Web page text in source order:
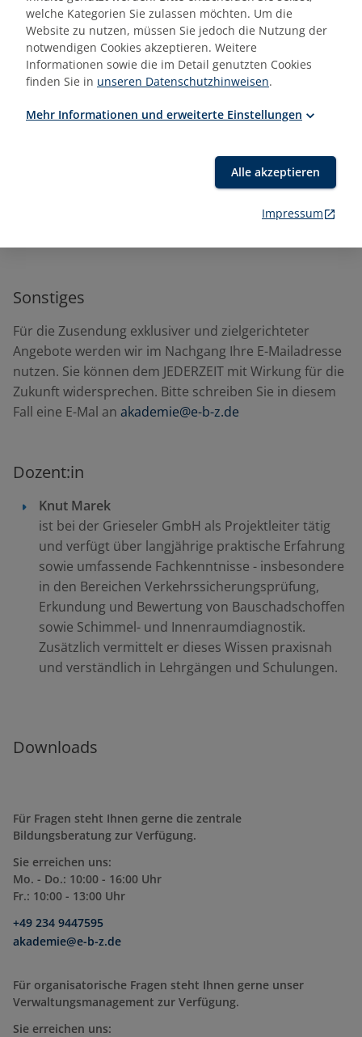
Zielgruppe
Hausmeister:in
Hauswart:in
Quereinsteiger:in
Sonstiges
Für die Zusendung exklusiver und zielgerichteter
Angebote werden wir im Nachgang Ihre E-Mailadresse
nutzen. Sie können dem JEDERZEIT mit Wirkung für die
Zukunft widersprechen. Bitte schreiben Sie in diesem
Fall eine E-Mal an akademie@e-b-z.de
Dozent:in
Knut Marek
ist bei der Grieseler GmbH als Projektleiter tätig
und verfügt über langjährige praktische Erfahrung
sowie umfassende Fachkenntnisse - insbesondere
in den Bereichen Verkehrssicherungsprüfung,
Erkundung und Bewertung von Bauschadschoffen
sowie Schimmel- und Innenraumdiagnostik.
Zusätzlich vermittelt er dieses Wissen praxisnah
und verständlich in Lehrgängen und Schulungen.
Downloads
Für Fragen steht Ihnen gerne die zentrale
Bildungsberatung zur Verfügung.
Sie erreichen uns:
Mo. - Do.: 10:00 - 16:00 Uhr
Fr.: 10:00 - 13:00 Uhr
+49 234 9447595
akademie@e-b-z.de
Für organisatorische Fragen steht Ihnen gerne unser
Verwaltungsmanagement zur Verfügung.
Sie erreichen uns:
welche Kategorien Sie zulassen möchten. Um die
Website zu nutzen, müssen Sie jedoch die Nutzung der
notwendigen Cookies akzeptieren. Weitere
Informationen sowie die im Detail genutzten Cookies
finden Sie in unseren Datenschutzhinweisen.
Mehr Informationen und erweiterte Einstellungen
Alle akzeptieren
Impressum